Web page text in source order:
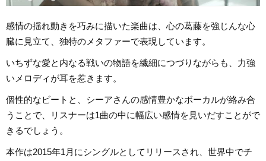
感情の揺れ動きを巧みに描いた楽曲は、心の葛藤を強じんな心
臓に見立て、独特のメタファーで表現しています。
いちずな愛と内なる戦いの物語を繊細につづりながらも、力強
いメロディが耳を惹きます。
個性的なビートと、シーアさんの感情豊かなボーカルが絡み合
うことで、リスナーは1曲の中に幅広い感情を見いだすことがで
きるでしょう。
本作は2015年1月にシングルとしてリリースされ、世界中でチ